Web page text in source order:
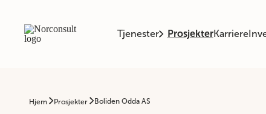
Tjenester ProsjekterKarriere
Hjem Prosjekter Boliden Odda AS